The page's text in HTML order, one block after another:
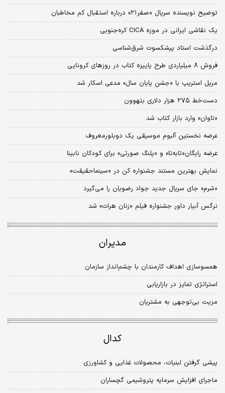
توضیح نویسنده سریال «صفر‌۲۱» درباره استقبال کم مخاطبان
یک نقاشی ایرانی در موزه CICA کره‌جنوبی
درگذشت استاد پیشکسوت شرق‌شناسی
فروش ۸ میلیاردی طرح پاییزه کتاب در روزهای کرونایی
مریل استریپ با «جشن پایان سال» مدعی اسکار شد
دست‌خط ۲۷۵ هزار دلاری بتهوون
«تاوان» وارد بازار کتاب شد
عرضه نخستین آلبوم موسیقی یک دوبلورمعروف
عرضه رایگان«تابه‌تا» و «پلنگ صورتی» برای کودکان نابینا
نمایش بهترین مستند جشنواره کن در «سینماحقیقت»
«شرم» جای سریال جدید جواد رضویان را می‌گیرد
نرگس آبیار داور جشنواره فیلم «زنان هرات» شد
مدیران
همسوسازی اهداف کارمندان با چشم‌انداز سازمان
استراتژی تمایز در بازاریابی
مزیت بی‌توجهی به مشتریان
کدال
پیشی گرفتن لبنیات، محصولات غذایی و کشاورزی
ماجرای افزایش سرمایه پتروشیمی گچساران